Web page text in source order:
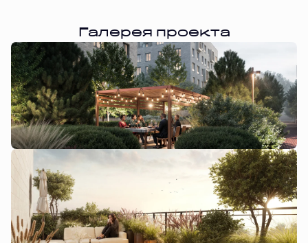
Галерея проекта